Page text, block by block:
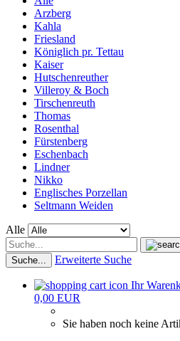
Arzberg
Kahla
Friesland
Königlich pr. Tettau
Kaiser
Hutschenreuther
Villeroy & Boch
Tirschenreuth
Thomas
Rosenthal
Fürstenberg
Eschenbach
Lindner
Nikko
Englisches Porzellan
Seltmann Weiden
Alle
Suche... Erweiterte Suche
Ihr
0,00 EUR
Sie haben noch keine